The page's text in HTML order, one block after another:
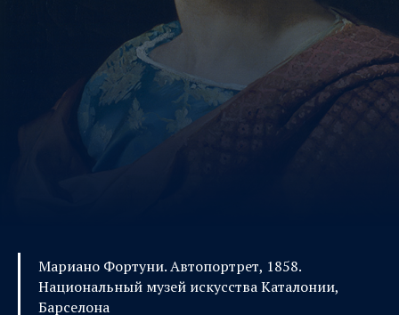
Мариано Фортуни. Автопортрет, 1858.
Национальный музей искусства Каталонии,
Барселона